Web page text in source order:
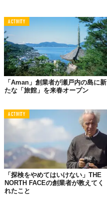
ACTIVITY
「Aman」創業者が瀬戸内の島に新
たな「旅館」を来春オープン
ACTIVITY
「探検をやめてはいけない」THE
NORTH FACEの創業者が教えてく
れたこと